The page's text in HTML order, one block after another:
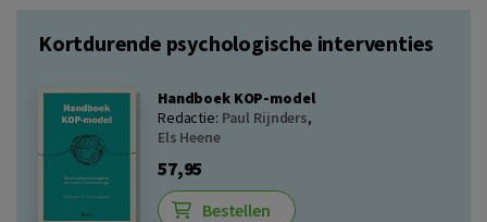
Kortdurende psychologische interventies
Handboek KOP-model
Redactie: Paul Rijnders,
Els Heene
57,95
Bestellen